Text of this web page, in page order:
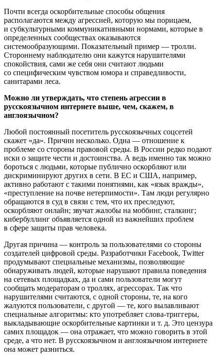
Почти всегда оскорбительные способы общения
располагаются между агрессией, которую мы порица­ем,
и субкультурными коммуникативными нормами, которые в
определенных сообществах оказываются
системообразующими. Показательный пример — тролли.
Стороннему наблюдателю они кажутся нарушителями
спокойствия, сами же себя они считают людьми
со специфическим чувством юмора и справедливости,
санитарами леса.
Можно ли утверждать, что степень агрессии в
русскоязычном интернете выше, чем, скажем, в
англоязычном?
Любой постоянный посетитель русскоязычных соцсетей
скажет «да». Причин несколько. Одна — отношение к
проблеме со стороны правовой среды. В России редко подают
иски о защите чести и достоинства. А ведь именно так можно
бороться с людьми, которые публично оскорбляют или
дискриминируют других в сети. В ЕС и США, например,
активно работают с такими понятиями, как «язык вражды»,
«преступление на почве нетерпимости». Там люди регулярно
обращаются в суд в связи с тем, что их преследуют,
оскорбляют онлайн; звучат жалобы на моббинг, сталкинг;
кибербуллинг объявляется одной из важнейших проблем
в сфере защиты прав человека.
Другая причина — контроль за пользователями со стороны
создателей цифровой среды. Разработчики Facebook, Twitter
продумывают специальные механизмы, позволяющие
обнаруживать людей, которые нарушают правила поведения
на сетевых площадках, да и сами пользователи могут
сообщать модераторам о троллях, агрессорах. Так что
нарушителями считаются, с одной стороны, те, на кого
жалуются пользователи, с другой — те, кого вылавливают
специальные алгоритмы: кто употребляет слова-триггеры,
выкладывающие оскорбительные картинки и т. д. Это цензура
самих площадок — она отражает, что можно говорить в этой
среде, а что нет. В русскоязычном и англоязычном интернете
она может разниться.